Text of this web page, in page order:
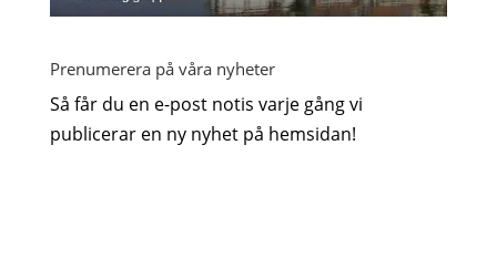
Prenumerera på våra nyheter
Så får du en e-post notis varje gång vi
publicerar en ny nyhet på hemsidan!